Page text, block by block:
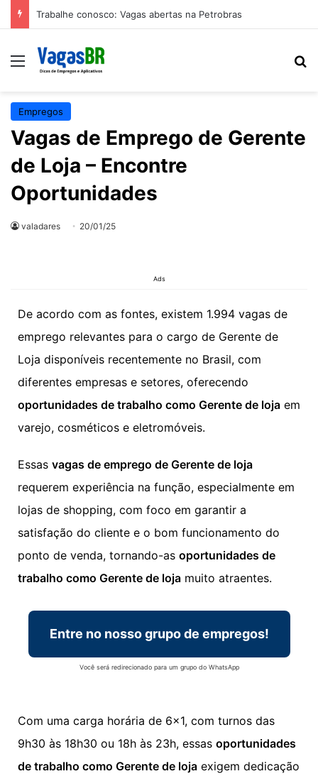
Trabalhe conosco: Vagas abertas na Petrobras
Empregos
Vagas de Emprego de Gerente
de Loja – Encontre
Oportunidades
valadares 20/01/25
Ads
De acordo com as fontes, existem 1.994 vagas de
emprego relevantes para o cargo de Gerente de
Loja disponíveis recentemente no Brasil, com
diferentes empresas e setores, oferecendo
oportunidades de trabalho como Gerente de loja em
varejo, cosméticos e eletromóveis.
Essas vagas de emprego de Gerente de loja
requerem experiência na função, especialmente em
lojas de shopping, com foco em garantir a
satisfação do cliente e o bom funcionamento do
ponto de venda, tornando-as oportunidades de
trabalho como Gerente de loja muito atraentes.
Entre no nosso grupo de empregos!
Você será redirecionado para um grupo do WhatsApp
Com uma carga horária de 6×1, com turnos das
9h30 às 18h30 ou 18h às 23h, essas oportunidades
de trabalho como Gerente de loja exigem dedicação